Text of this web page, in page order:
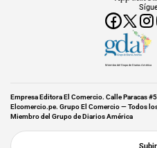
Miembro del Grupo de Diarios América
Empresa Editora El Comercio. Calle Paracas
Elcomercio.pe. Grupo El Comercio — Todos
Miembro del Grupo de Diarios América
Subir